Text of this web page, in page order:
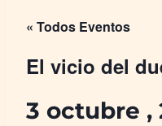
« Todos Eventos
El vicio del
3 octubre ,